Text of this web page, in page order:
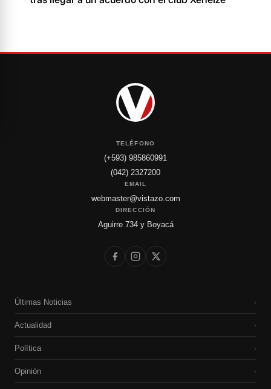
TELÉFONO
(+593) 985860991
(042) 2327200
EMAIL
webmaster@vistazo.com
DIRECCIÓN
Aguirre 734 y Boyacá
Últimas Noticias ›
Actualidad ›
Política ›
Opinión ›